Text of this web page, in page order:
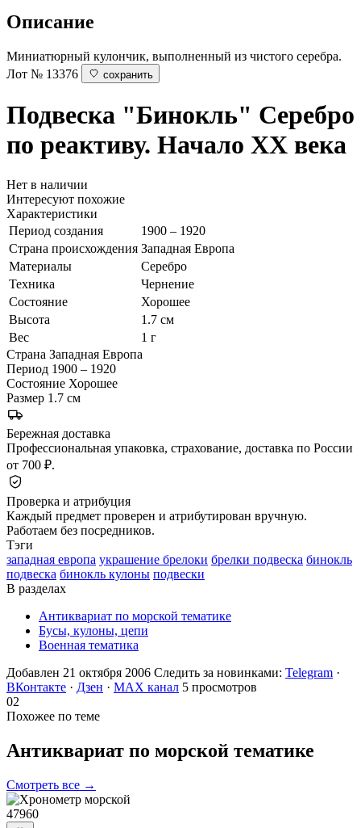
Описание
Миниатюрный кулончик, выполненный из чистого серебра.
Лот № 13376
сохранить
Подвеска "Бинокль" Серебро
по реактиву. Начало XX века
Нет в наличии
Интересуют похожие
Характеристики
Период создания
1900 – 1920
Страна происхождения Западная Европа
Материалы
Серебро
Техника
Чернение
Состояние
Хорошее
Высота
1.7 см
Вес
1 г
Страна Западная Европа
Период 1900 – 1920
Состояние Хорошее
Размер 1.7 см
Бережная доставка
Профессиональная упаковка, страхование, доставка по России
от 700 ₽.
Проверка и атрибуция
Каждый предмет проверен и атрибутирован вручную.
Работаем без посредников.
Тэги
западная европа украшение брелоки брелки подвеска бинокль
подвеска бинокль кулоны подвески
В разделах
Антиквариат по морской тематике
Бусы, кулоны, цепи
Военная тематика
Добавлен 21 октября 2006 Следить за новинками: Telegram ·
ВКонтакте · Дзен · MAX канал 5 просмотров
02
Похожее по теме
Антиквариат по морской тематике
Смотреть все →
47960